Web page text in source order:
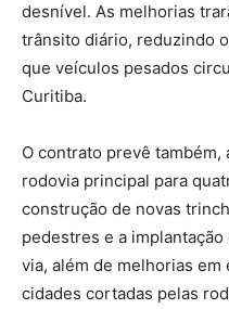
desnível. As melhorias
trânsito diário, reduzindo
que veículos pesados
Curitiba.
O contrato prevê também,
rodovia principal para
construção de novas
pedestres e a
via, além de melhorias
cidades cortadas pelas